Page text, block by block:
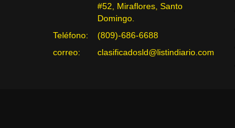
#52, Miraflores, Santo
Domingo.
Teléfono:
(809)-686-6688
correo:
clasificadosld@listindiario.com